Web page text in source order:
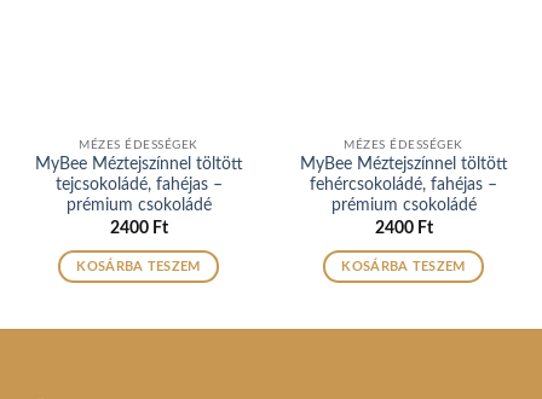
MÉZES ÉDESSÉGEK
MyBee Méztejszínnel töltött
tejcsokoládé, fahéjas –
prémium csokoládé
2400 Ft
KOSÁRBA TESZEM
MÉZES ÉDESSÉGEK
MyBee Méztejszínnel töltött
fehércsokoládé, fahéjas –
prémium csokoládé
2400 Ft
KOSÁRBA TESZEM